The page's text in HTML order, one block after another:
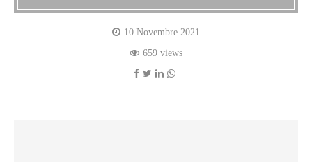
10 Novembre 2021
659 views